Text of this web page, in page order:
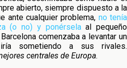
abierto, siempre dispuesto a la
ante cualquier problema, no tenía
(o no) y ponérselaal pequeño
comenzaba a levantar un
sometiendo a sus rivales.
centrales de Europa.